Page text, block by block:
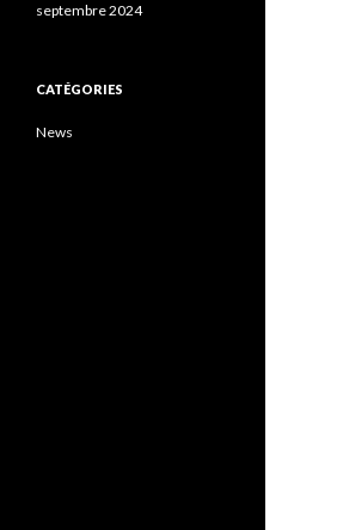
septembre 2024
CATÉGORIES
News